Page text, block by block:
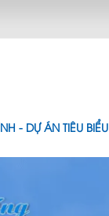
- DỰ ÁN TIÊU BIỂU